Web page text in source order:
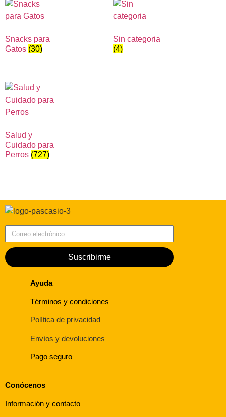
Snacks para
Gatos (30)
Sin categoria
(4)
Salud y
Cuidado para
Perros (727)
Suscribirme
Ayuda
Términos y condiciones
Política de privacidad
Envíos y devoluciones
Pago seguro
Conócenos
Información y contacto